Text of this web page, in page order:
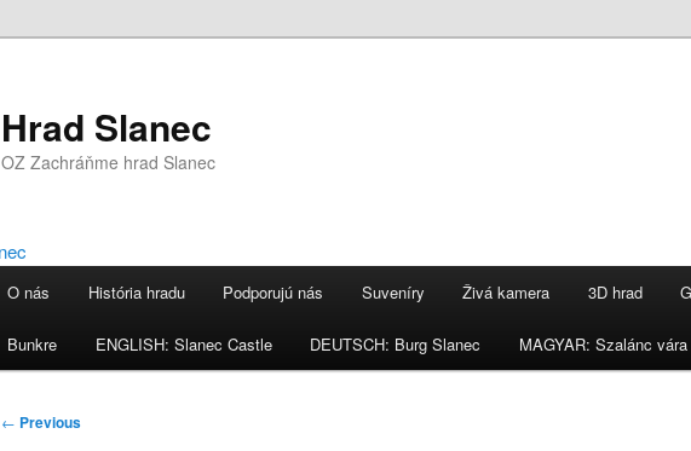
Hrad Slanec
OZ Zachráňme hrad Slanec
O nás História hradu Podporujú nás Suveníry Živá kamera 3D hrad
Bunkre ENGLISH: Slanec Castle DEUTSCH: Burg Slanec MAGYAR: Szalánc vára
Post
← Previous